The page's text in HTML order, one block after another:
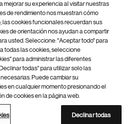
2026 Novartis AG
Términos de uso
Accesibilidad
de cookies
Mapa del sitio
mejorar su experiencia al visitar nuestras
de rendimiento nos muestran cómo
las cookies funcionales recuerdan sus
de orientación nos ayudan a compartir
usted. Seleccione: "Aceptar todo" para
todas las cookies, seleccione
para administrar las diferentes
todas" para utilizar solo las
Puede cambiar su
en cualquier momento presionando el
de cookies en la página web.
Declinar todas